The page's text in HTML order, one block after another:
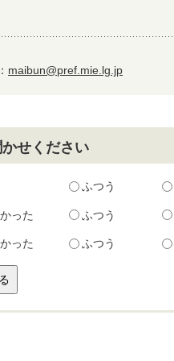
maibun@pref.mie.lg.jp
せください
ふつう
った ふつう
った ふつう